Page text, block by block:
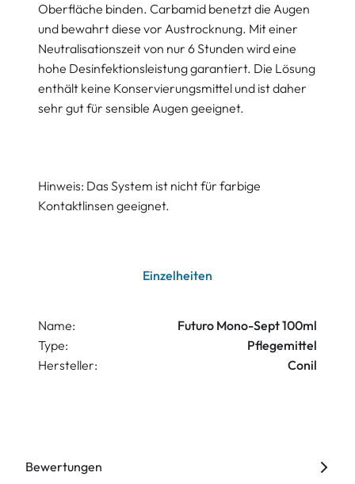
Oberfläche binden. Carbamid benetzt die Augen
und bewahrt diese vor Austrocknung. Mit einer
Neutralisationszeit von nur 6 Stunden wird eine
hohe Desinfektionsleistung garantiert. Die Lösung
enthält keine Konservierungsmittel und ist daher
sehr gut für sensible Augen geeignet.
Hinweis: Das System ist nicht für farbige
Kontaktlinsen geeignet.
Einzelheiten
Name:
Futuro Mono-Sept 100ml
Type:
Pflegemittel
Hersteller:
Conil
Bewertungen